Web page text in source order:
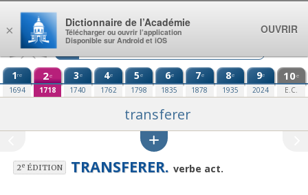
Aller au contenu
1re
1694
2e
1718
3e
1740
4e
1762
5e
1798
6e
1835
7e
1878
8e
1935
9e
2024
10e
E.C.
transferer
2eÉDITION TRANSFERER. verbe act.
×
Dictionnaire de l’Académie
Télécharger ou ouvrir l’application
Disponible sur Android et iOS
OUVRIR